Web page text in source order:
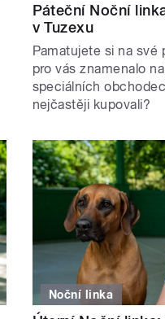
Páteční Noční
v Tuzexu
Pamatujete si na své
pro vás znamenalo
speciálních
nejčastěji kupovali?
Noční linka